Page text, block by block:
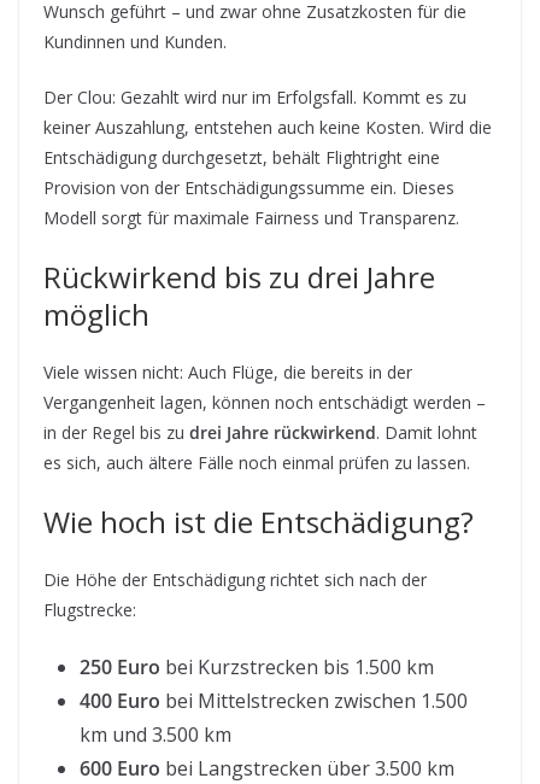
Wunsch geführt – und zwar ohne Zusatzkosten für die
Kundinnen und Kunden.
Der Clou: Gezahlt wird nur im Erfolgsfall. Kommt es zu
keiner Auszahlung, entstehen auch keine Kosten. Wird die
Entschädigung durchgesetzt, behält Flightright eine
Provision von der Entschädigungssumme ein. Dieses
Modell sorgt für maximale Fairness und Transparenz.
Rückwirkend bis zu drei Jahre
möglich
Viele wissen nicht: Auch Flüge, die bereits in der
Vergangenheit lagen, können noch entschädigt werden –
in der Regel bis zu drei Jahre rückwirkend. Damit lohnt
es sich, auch ältere Fälle noch einmal prüfen zu lassen.
Wie hoch ist die Entschädigung?
Die Höhe der Entschädigung richtet sich nach der
Flugstrecke:
250 Euro bei Kurzstrecken bis 1.500 km
400 Euro bei Mittelstrecken zwischen 1.500
km und 3.500 km
600 Euro bei Langstrecken über 3.500 km